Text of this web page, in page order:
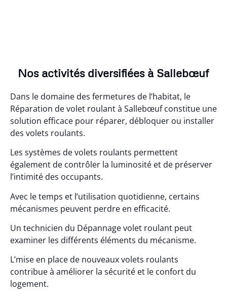
Nos activités diversifiées à Sallebœuf
Dans le domaine des fermetures de l’habitat, le
Réparation de volet roulant à Sallebœuf constitue une
solution efficace pour réparer, débloquer ou installer
des volets roulants.
Les systèmes de volets roulants permettent
également de contrôler la luminosité et de préserver
l’intimité des occupants.
Avec le temps et l’utilisation quotidienne, certains
mécanismes peuvent perdre en efficacité.
Un technicien du Dépannage volet roulant peut
examiner les différents éléments du mécanisme.
L’mise en place de nouveaux volets roulants
contribue à améliorer la sécurité et le confort du
logement.